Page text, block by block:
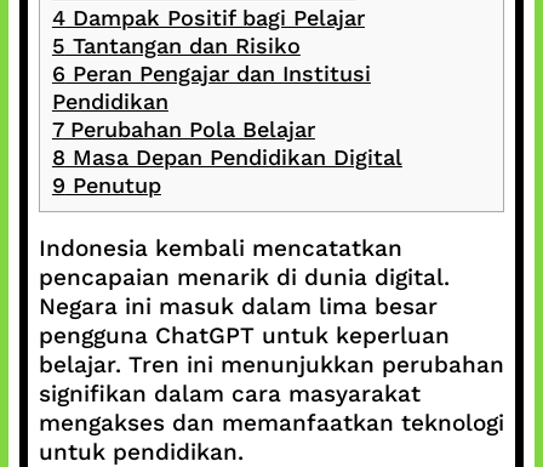
4Dampak Positif bagi Pelajar
5 Tantangan dan Risiko
6 Peran Pengajar dan Institusi
Pendidikan
7Perubahan Pola Belajar
8 Masa Depan Pendidikan Digital
9 Penutup
Indonesia kembali mencatatkan
pencapaian menarik di dunia digital.
Negara ini masuk dalam lima besar
pengguna ChatGPT untuk keperluan
belajar. Tren ini menunjukkan perubahan
signifikan dalam cara masyarakat
mengakses dan memanfaatkan teknologi
untuk pendidikan.